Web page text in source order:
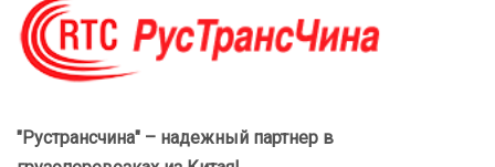
"Рустрансчина" – надежный партнер в